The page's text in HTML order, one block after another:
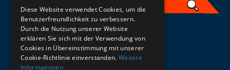
ZUM NEWSLETTER ANMELDEN
German
Diese Website verwendet Cookies, um die
Benutzerfreundlichkeit zu verbessern.
Durch die Nutzung unserer Website
erklären Sie sich mit der Verwendung von
Cookies in Übereinstimmung mit unserer
Cookie-Richtlinie einverstanden. Weitere
Informationen